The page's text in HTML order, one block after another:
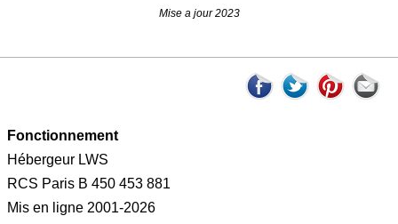
Mise a jour 2023
Fonctionnement
Hébergeur LWS
RCS Paris B 450 453 881
Mis en ligne 2001-2026